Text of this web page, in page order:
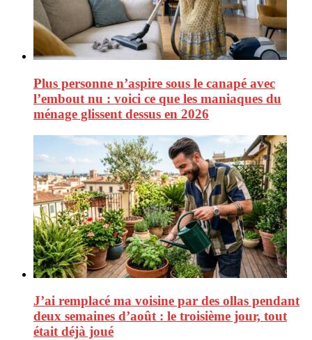
Plus personne n’aspire sous le canapé avec
l’embout nu : voici ce que les maniaques du
ménage glissent dessus en 2026
J’ai remplacé ma voisine par des ollas pendant
deux semaines d’août : le troisième jour, tout
était déjà joué